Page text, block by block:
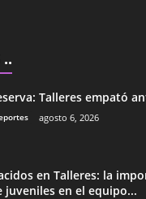
..
Talleres empató
agosto 6, 2026
en Talleres: la
juveniles en el equipo...